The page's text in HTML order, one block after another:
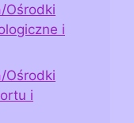
Ośrodki
i
Ośrodki
i